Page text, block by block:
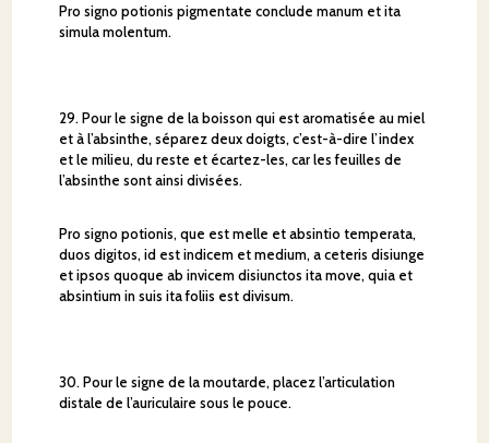
Pro signo potionis pigmentate conclude manum et ita
simula molentum.
29. Pour le signe de la boisson qui est aromatisée au miel
et à l’absinthe, séparez deux doigts, c’est-à-dire l’index
et le milieu, du reste et écartez-les, car les feuilles de
l’absinthe sont ainsi divisées.
Pro signo potionis, que est melle et absintio temperata,
duos digitos, id est indicem et medium, a ceteris disiunge
et ipsos quoque ab invicem disiunctos ita move, quia et
absintium in suis ita foliis est divisum.
30. Pour le signe de la moutarde, placez l’articulation
distale de l’auriculaire sous le pouce.